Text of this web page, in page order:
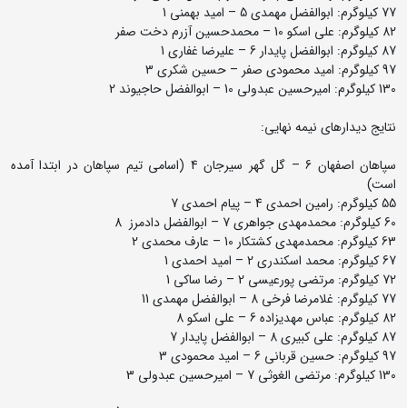
77 کیلوگرم: ابوالفضل مهمدی 5 – امید بهمنی 1
82 کیلوگرم: علی اسکو 10 – محمدحسین آزرم دخت صفر
87 کیلوگرم: ابوالفضل پایدار 6 – علیرضا غفاری 1
97 کیلوگرم: امید محمودی صفر – حسین شکری 3
130 کیلوگرم: امیرحسین عبدولی 10 – ابوالفضل حاجیوند 2
نتایج دیدارهای نیمه نهایی:
سپاهان اصفهان 6 – گل گهر سیرجان 4 (اسامی تیم سپاهان در ابتدا آمده
است)
55 کیلوگرم: رامین احمدی 4 – پیام احمدی 7
60 کیلوگرم: محمدمهدی جواهری 7 – ابوالفضل دادمرز 8
63 کیلوگرم: محمدمهدی کشتکار 10 – عارف محمدی 2
67 کیلوگرم: محمد اسکندری 2 – امید احمدی 1
72 کیلوگرم: مرتضی پورعیسی 2 – رضا ساکی 1
77 کیلوگرم: غلامرضا فرخی 8 – ابوالفضل مهمدی 11
82 کیلوگرم: عباس مهدیزاده 6 – علی اسکو 8
87 کیلوگرم: علی کبیری 8 – ابوالفضل پایدار 7
97 کیلوگرم: حسین قربانی 6 – امید محمودی 3
130 کیلوگرم: مرتضی الغوثی 7 – امیرحسین عبدولی 3